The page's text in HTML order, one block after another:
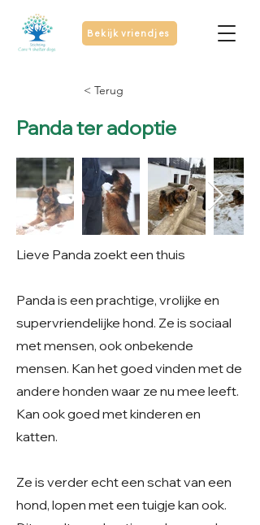
Bekijk vriendjes
< Terug
Panda ter adoptie
Lieve Panda zoekt een thuis
Panda is een prachtige, vrolijke en
supervriendelijke hond. Ze is sociaal
met mensen, ook onbekende
mensen. Kan het goed vinden met de
andere honden waar ze nu mee leeft.
Kan ook goed met kinderen en
katten.
Ze is verder echt een schat van een
hond, lopen met een tuigje kan ook.